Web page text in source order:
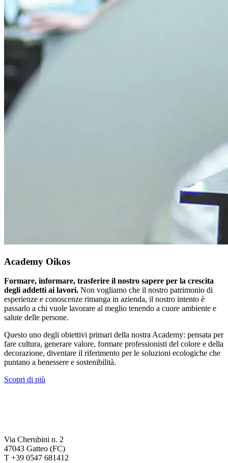
Academy Oikos
Formare, informare, trasferire il nostro sapere per la crescita
degli addetti ai lavori. Non vogliamo che il nostro patrimonio di
esperienze e conoscenze rimanga in azienda, il nostro intento è
passarlo a chi vuole lavorare al meglio tenendo a cuore ambiente e
salute delle persone.
Questo uno degli obiettivi primari della nostra Academy: pensata per
fare cultura, generare valore, formare professionisti del colore e della
decorazione, diventare il riferimento per le soluzioni ecologiche che
puntano a benessere e sostenibilità.
Scopri di più
Via Cherubini n. 2
47043 Gatteo (FC)
T +39 0547 681412